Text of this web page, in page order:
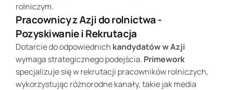
rolniczym.
Pracownicy z Azji do rolnictwa -
Pozyskiwanie i Rekrutacja
Dotarcie do odpowiednich kandydatów w Azji
wymaga strategicznego podejścia. Primework
specjalizuje się w rekrutacji pracowników rolniczych,
wykorzystując różnorodne kanały, takie jak media